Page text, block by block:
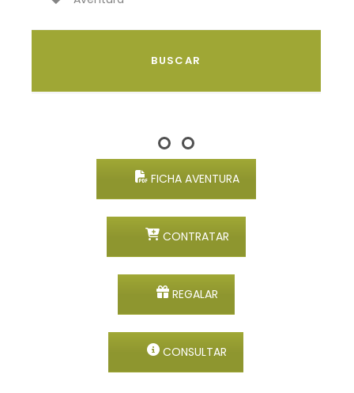
FICHA AVENTURA
CONTRATAR
REGALAR
CONSULTAR